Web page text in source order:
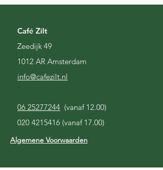
Café Zilt
Zeedijk 49
1012 AR Amsterdam
info@cafezilt.nl
06 25277244 (vanaf 12.00)
020 4215416 (vanaf 17.00)
Algemene Voorwaarden